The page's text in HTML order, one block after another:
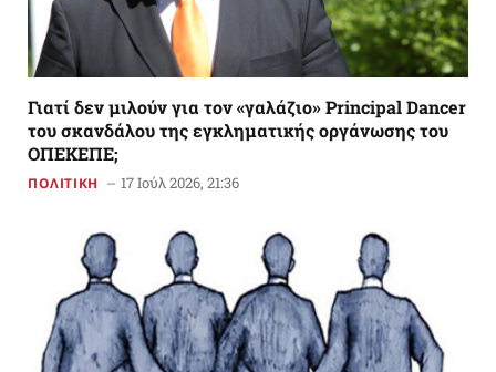
Γιατί δεν μιλούν για τον «γαλάζιο» Principal Dancer
του σκανδάλου της εγκληματικής οργάνωσης του
ΟΠΕΚΕΠΕ;
ΠΟΛΙΤΙΚΗ 17 Ιούλ 2026, 21:36